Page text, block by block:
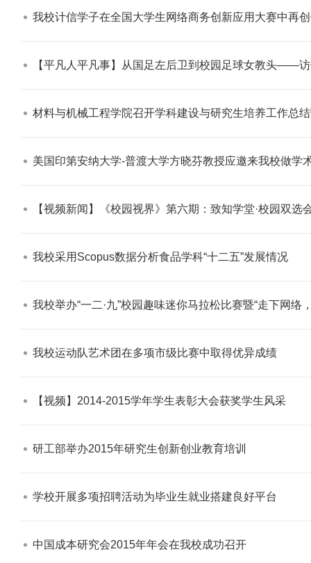
我校计信学子在全国大学生网络商务创新应用大赛中再
【平凡人平凡事】从国足左后卫到校园足球女教头——
材料与机械工程学院召开学科建设与研究生培养工作总结
美国印第安纳大学-普渡大学方晓芬教授应邀来我校做学
【视频新闻】《校园视界》第六期：致知学堂·校园双选会· ”三严三
我校采用Scopus数据分析食品学科“十二五”发展情况​
我校举办“一二·九”校园趣味迷你马拉松比赛暨“走下网络，走
我校运动队艺术团在多项市级比赛中取得优异成绩​
【视频】2014-2015学年学生表彰大会获奖学生风采​
研工部举办2015年研究生创新创业教育培训​
学校开展多项招聘活动为毕业生就业搭建良好平台​
中国成本研究会2015年年会在我校成功召开​